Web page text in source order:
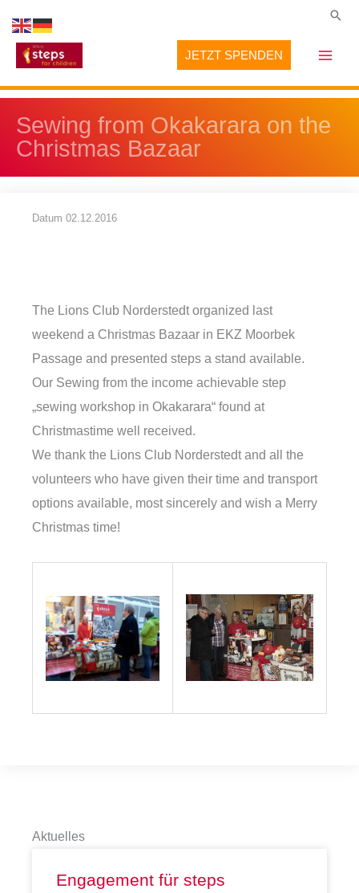
Inhalt
springen
JETZT SPENDEN
Sewing from Okakarara on the
Christmas Bazaar
Datum 02.12.2016
The Lions Club Norderstedt organized last
weekend a Christmas Bazaar in EKZ Moorbek
Passage and presented steps a stand available.
Our Sewing from the income achievable step
„sewing workshop in Okakarara“ found at
Christmastime well received.
We thank the Lions Club Norderstedt and all the
volunteers who have given their time and transport
options available, most sincerely and wish a Merry
Christmas time!
Aktuelles
Engagement für steps